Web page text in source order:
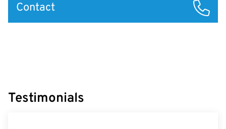
Contact
Testimonials